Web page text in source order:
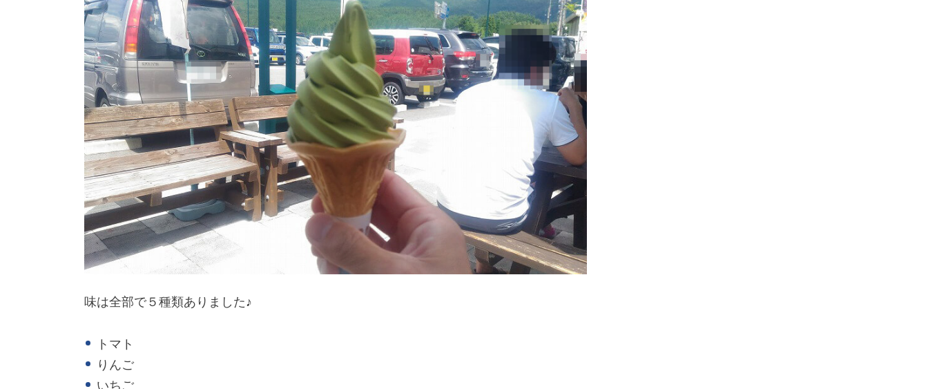
味は全部で５種類ありました♪
トマト
りんご
いちご